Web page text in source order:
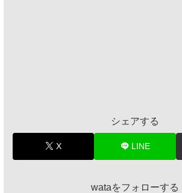
シェアする
X LINE
wataをフォローする